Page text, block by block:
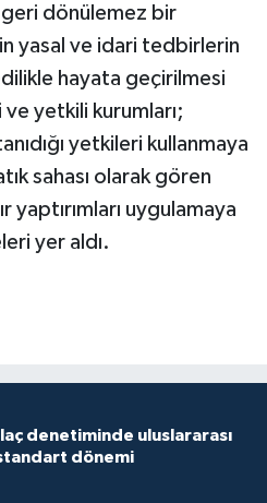
geri dönülemez bir
yasal ve idari tedbirlerin
hayata geçirilmesi
yetkili kurumları;
yetkileri kullanmaya
sahası olarak gören
yaptırımları uygulamaya
yer aldı.
İlaç denetiminde uluslararası
dönemi